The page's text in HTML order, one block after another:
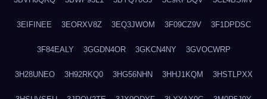
3EIFINEE 3EORXV8Z 3EQ3JWOM 3F09CZ9V 3F1DPDSC
3F84EALY 3GGDN4OR 3GKCN4NY 3GVOCWRP
3H28UNEO 3H92RKQ0 3HG56NHN 3HHJ1KQM 3HSTLPXX